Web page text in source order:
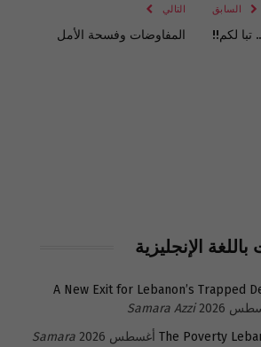
السابق
تبا لكم!!
التالي
المفاوضات وفسحة الأمل
الإنجليزية
A New Exit for Lebanon’s Trapped
Samara Azzi
The Poverty
Samara